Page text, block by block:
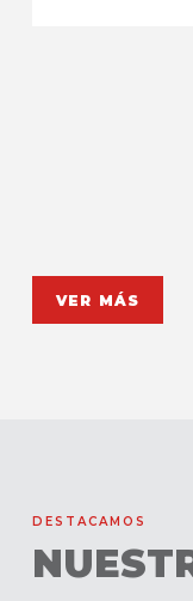
VER MÁS
DESTACAMOS